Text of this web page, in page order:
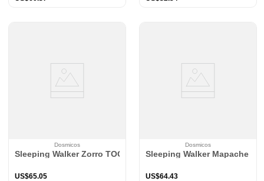
Dosmicos
Sleeping Walker Zorro TOG 2.5
US$65.05
Dosmicos
Sleeping Walker Mapache
US$64.43